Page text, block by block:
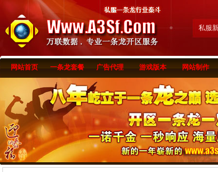
私服
网站首页 一条龙套餐 广告代理 游戏版本 网站制作